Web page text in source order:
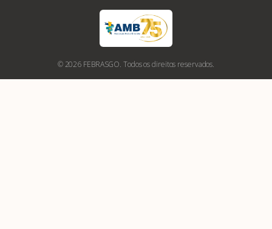
© 2026 FEBRASGO. Todos os direitos reservados.